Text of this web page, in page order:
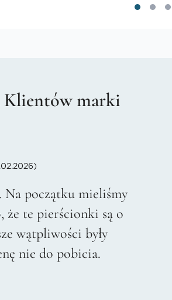
Klientów marki
początku mieliśmy
że te pierścionki są o
wątpliwości były
nie do pobicia.